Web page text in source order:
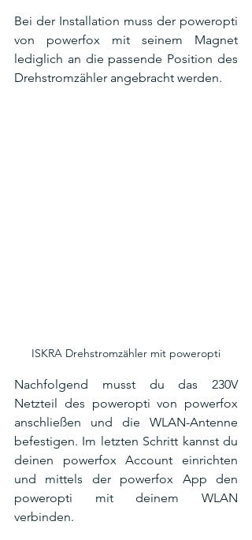
Bei der Installation muss der poweropti
von powerfox mit seinem Magnet
lediglich an die passende Position des
Drehstromzähler angebracht werden.
ISKRA Drehstromzähler mit poweropti
Nachfolgend musst du das 230V
Netzteil des poweropti von powerfox
anschließen und die WLAN-Antenne
befestigen. Im letzten Schritt kannst du
deinen powerfox Account einrichten
und mittels der powerfox App den
poweropti mit deinem WLAN
verbinden.